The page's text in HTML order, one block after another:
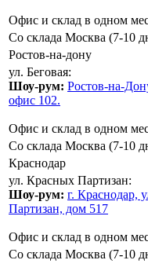
Офис и склад в одном
Со склада Москва (7-10
Ростов-на-дону
ул. Беговая:
Шоу-рум: Ростов-на-
офис 102.
Офис и склад в одном
Со склада Москва (7-10
Краснодар
ул. Красных Партизан:
Шоу-рум: г. Краснодар,
Партизан, дом 517
Офис и склад в одном
Со склада Москва (7-10